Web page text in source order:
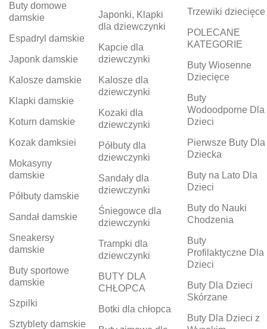
Buty domowe
damskie
Espadryl damskie
Japonk damskie
Kalosze damskie
Klapki damskie
Koturn damskie
Kozak damksiei
Mokasyny
damskie
Półbuty damskie
Sandał damskie
Sneakersy
damskie
Buty sportowe
damskie
Szpilki
Sztyblety damskie
Japonki, Klapki
dla dziewczynki
Kapcie dla
dziewczynki
Kalosze dla
dziewczynki
Kozaki dla
dziewczynki
Półbuty dla
dziewczynki
Sandały dla
dziewczynki
Śniegowce dla
dziewczynki
Trampki dla
dziewczynki
BUTY DLA
CHŁOPCA
Botki dla chłopca
Trzewiki dziecięce
POLECANE
KATEGORIE
Buty Wiosenne
Dziecięce
Buty
Wodoodporne Dla
Dzieci
Pierwsze Buty Dla
Dziecka
Buty na Lato Dla
Dzieci
Buty do Nauki
Chodzenia
Buty
Profilaktyczne Dla
Dzieci
Buty Dla Dzieci
Skórzane
Buty Dla Dzieci z